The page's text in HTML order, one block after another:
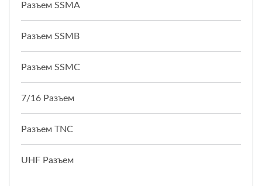
Разъем SSMA
Разъем SSMB
Разъем SSMC
7/16 Разъем
Разъем TNC
UHF Разъем